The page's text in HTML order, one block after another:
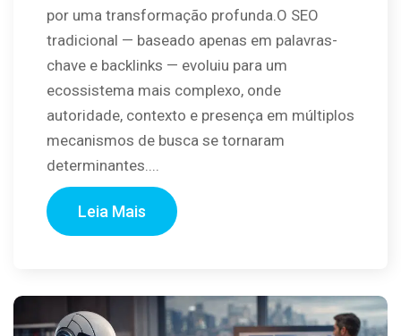
por uma transformação profunda.O SEO
tradicional — baseado apenas em palavras-
chave e backlinks — evoluiu para um
ecossistema mais complexo, onde
autoridade, contexto e presença em múltiplos
mecanismos de busca se tornaram
determinantes....
Leia Mais